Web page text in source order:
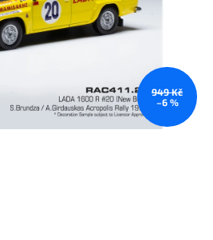
949 Kč
–6 %